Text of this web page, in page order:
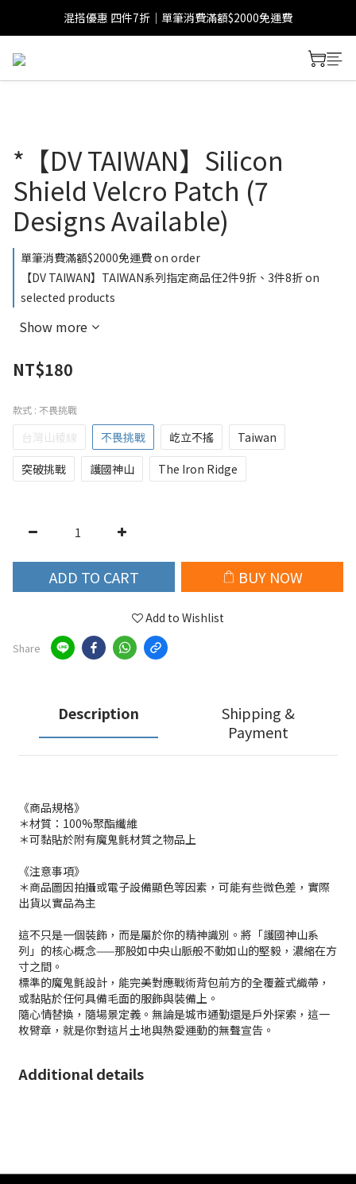
混搭優惠 四件7折｜單筆消費滿額$2000免運費
*【DV TAIWAN】Silicon
Shield Velcro Patch (7
Designs Available)
單筆消費滿額$2000免運費 on order
【DV TAIWAN】TAIWAN系列指定商品任2件9折、3件8折 on
selected products
Show more
NT$180
款式 : 不畏挑戰
台灣山稜線 不畏挑戰 屹立不搖
Taiwan
突破挑戰
護國神山 The Iron Ridge
ADD TO CART BUY NOW
Add to Wishlist
Share
Description
Shipping &
Payment
《商品規格》
＊材質：100%聚酯纖維
＊可黏貼於附有魔鬼氈材質之物品上
《注意事項》
＊商品圖因拍攝或電子設備顯色等因素，可能有些微色差，實際
出貨以實品為主
這不只是一個裝飾，而是屬於你的精神識別。將「護國神山系
列」的核心概念——那股如中央山脈般不動如山的堅毅，濃縮在方
寸之間。
標準的魔鬼氈設計，能完美對應戰術背包前方的全覆蓋式織帶，
或黏貼於任何具備毛面的服飾與裝備上。
隨心情替換，隨場景定義。無論是城市通勤還是戶外探索，這一
枚臂章，就是你對這片土地與熱愛運動的無聲宣告。
Additional details